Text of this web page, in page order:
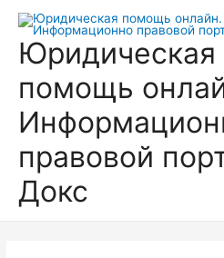
Перейти
содержимому
Юридическая
помощь
правовой
Докс